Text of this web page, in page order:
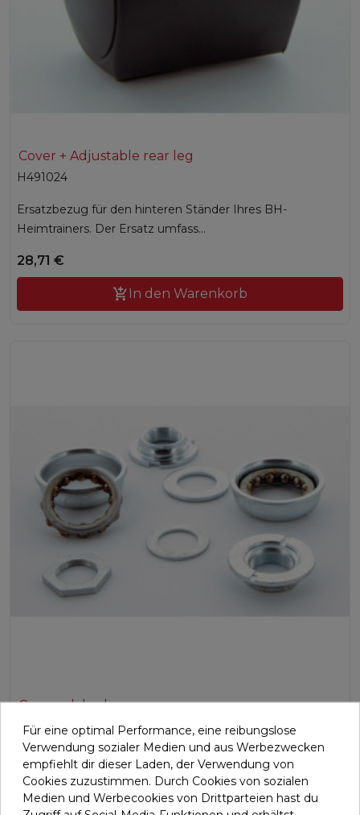
Cover + Adjustable rear leg
H491024
Ersatzbezug für den hinteren Ständer Ihres BH-
Heimtrainers. Der Ersatz umfass...
28,71 €
 In den Warenkorb
Cup pedal axle group
H491034
Kompletter Satz Lagerschalen für das Tretlager.
Beinhaltet Lagerschalen, Kuge...
34,19 €
Für eine optimal Performance, eine reibungslose
Verwendung sozialer Medien und aus Werbezwecken
empfiehlt dir dieser Laden, der Verwendung von
Cookies zuzustimmen. Durch Cookies von sozialen
Medien und Werbecookies von Drittparteien hast du